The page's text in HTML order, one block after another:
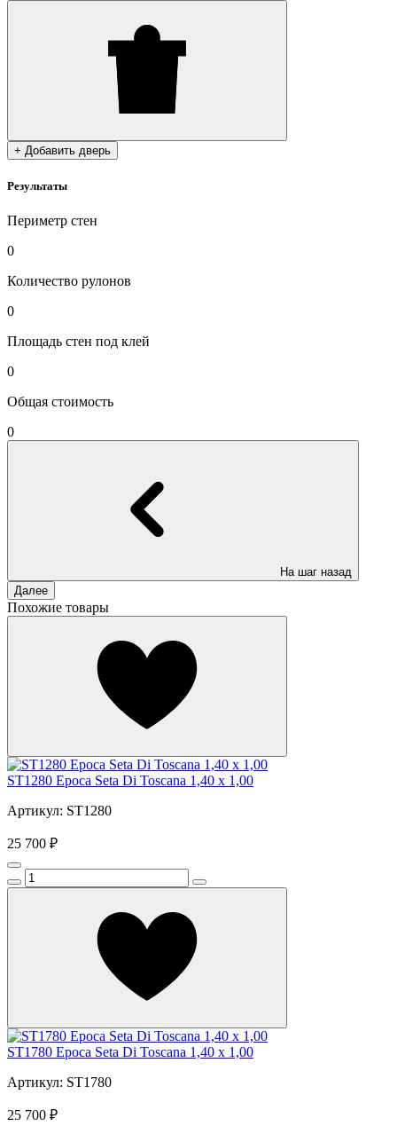
+ Добавить дверь
Результаты
Периметр стен
0
Количество рулонов
0
Площадь стен под клей
0
Общая стоимость
0
На шаг назад
Далее
Похожие товары
ST1280 Epoca Seta Di Toscana 1,40 х 1,00
Артикул: ST1280
25 700 ₽
ST1780 Epoca Seta Di Toscana 1,40 х 1,00
Артикул: ST1780
25 700 ₽